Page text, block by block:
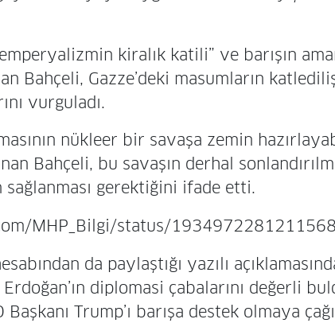
kiralık katili” ve barışın
Bahçeli, Gazze’deki masumların
vurguladı.
nükleer bir savaşa zemin
Bahçeli, bu savaşın derhal
sağlanması gerektiğini ifade etti.
MHP_Bilgi/status/
da paylaştığı yazılı
diplomasi çabalarını değerli
Trump’ı barışa destek olmaya